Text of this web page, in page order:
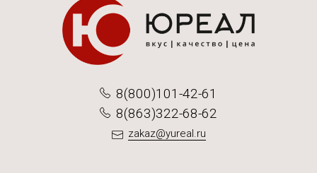
8(800)101-42-61
8(863)322-68-62
zakaz@yureal.ru